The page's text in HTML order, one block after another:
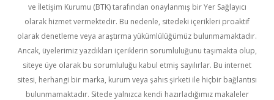
ve İletişim Kurumu (BTK) tarafından onaylanmış bir Yer Sağlayıcı
olarak hizmet vermektedir. Bu nedenle, sitedeki içerikleri proaktif
olarak denetleme veya araştırma yükümlülüğümüz bulunmamaktadır.
Ancak, üyelerimiz yazdıkları içeriklerin sorumluluğunu taşımakta olup,
siteye üye olarak bu sorumluluğu kabul etmiş sayılırlar. Bu internet
sitesi, herhangi bir marka, kurum veya şahıs şirketi ile hiçbir bağlantısı
bulunmamaktadır. Sitede yalnızca kendi hazırladığımız makaleler